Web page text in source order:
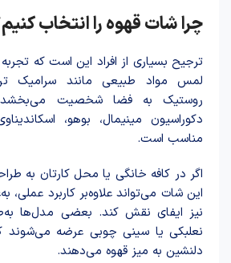
چرا شات قهوه را انتخاب
ترجیح بسیاری از افراد این است که
لمس مواد طبیعی مانند سرامیک
روستیک به فضا شخصیت
دکوراسیون مینیمال، بوهو،
مناسب است.
اگر در کافه خانگی یا محل کارتان به
این شات می‌تواند علاوه‌بر کاربرد عملی،
نیز ایفای نقش کند. بعضی مدل‌ها
نعلبکی یا سینی چوبی عرضه می‌شوند
دلنشین به میز قهوه می‌دهند.